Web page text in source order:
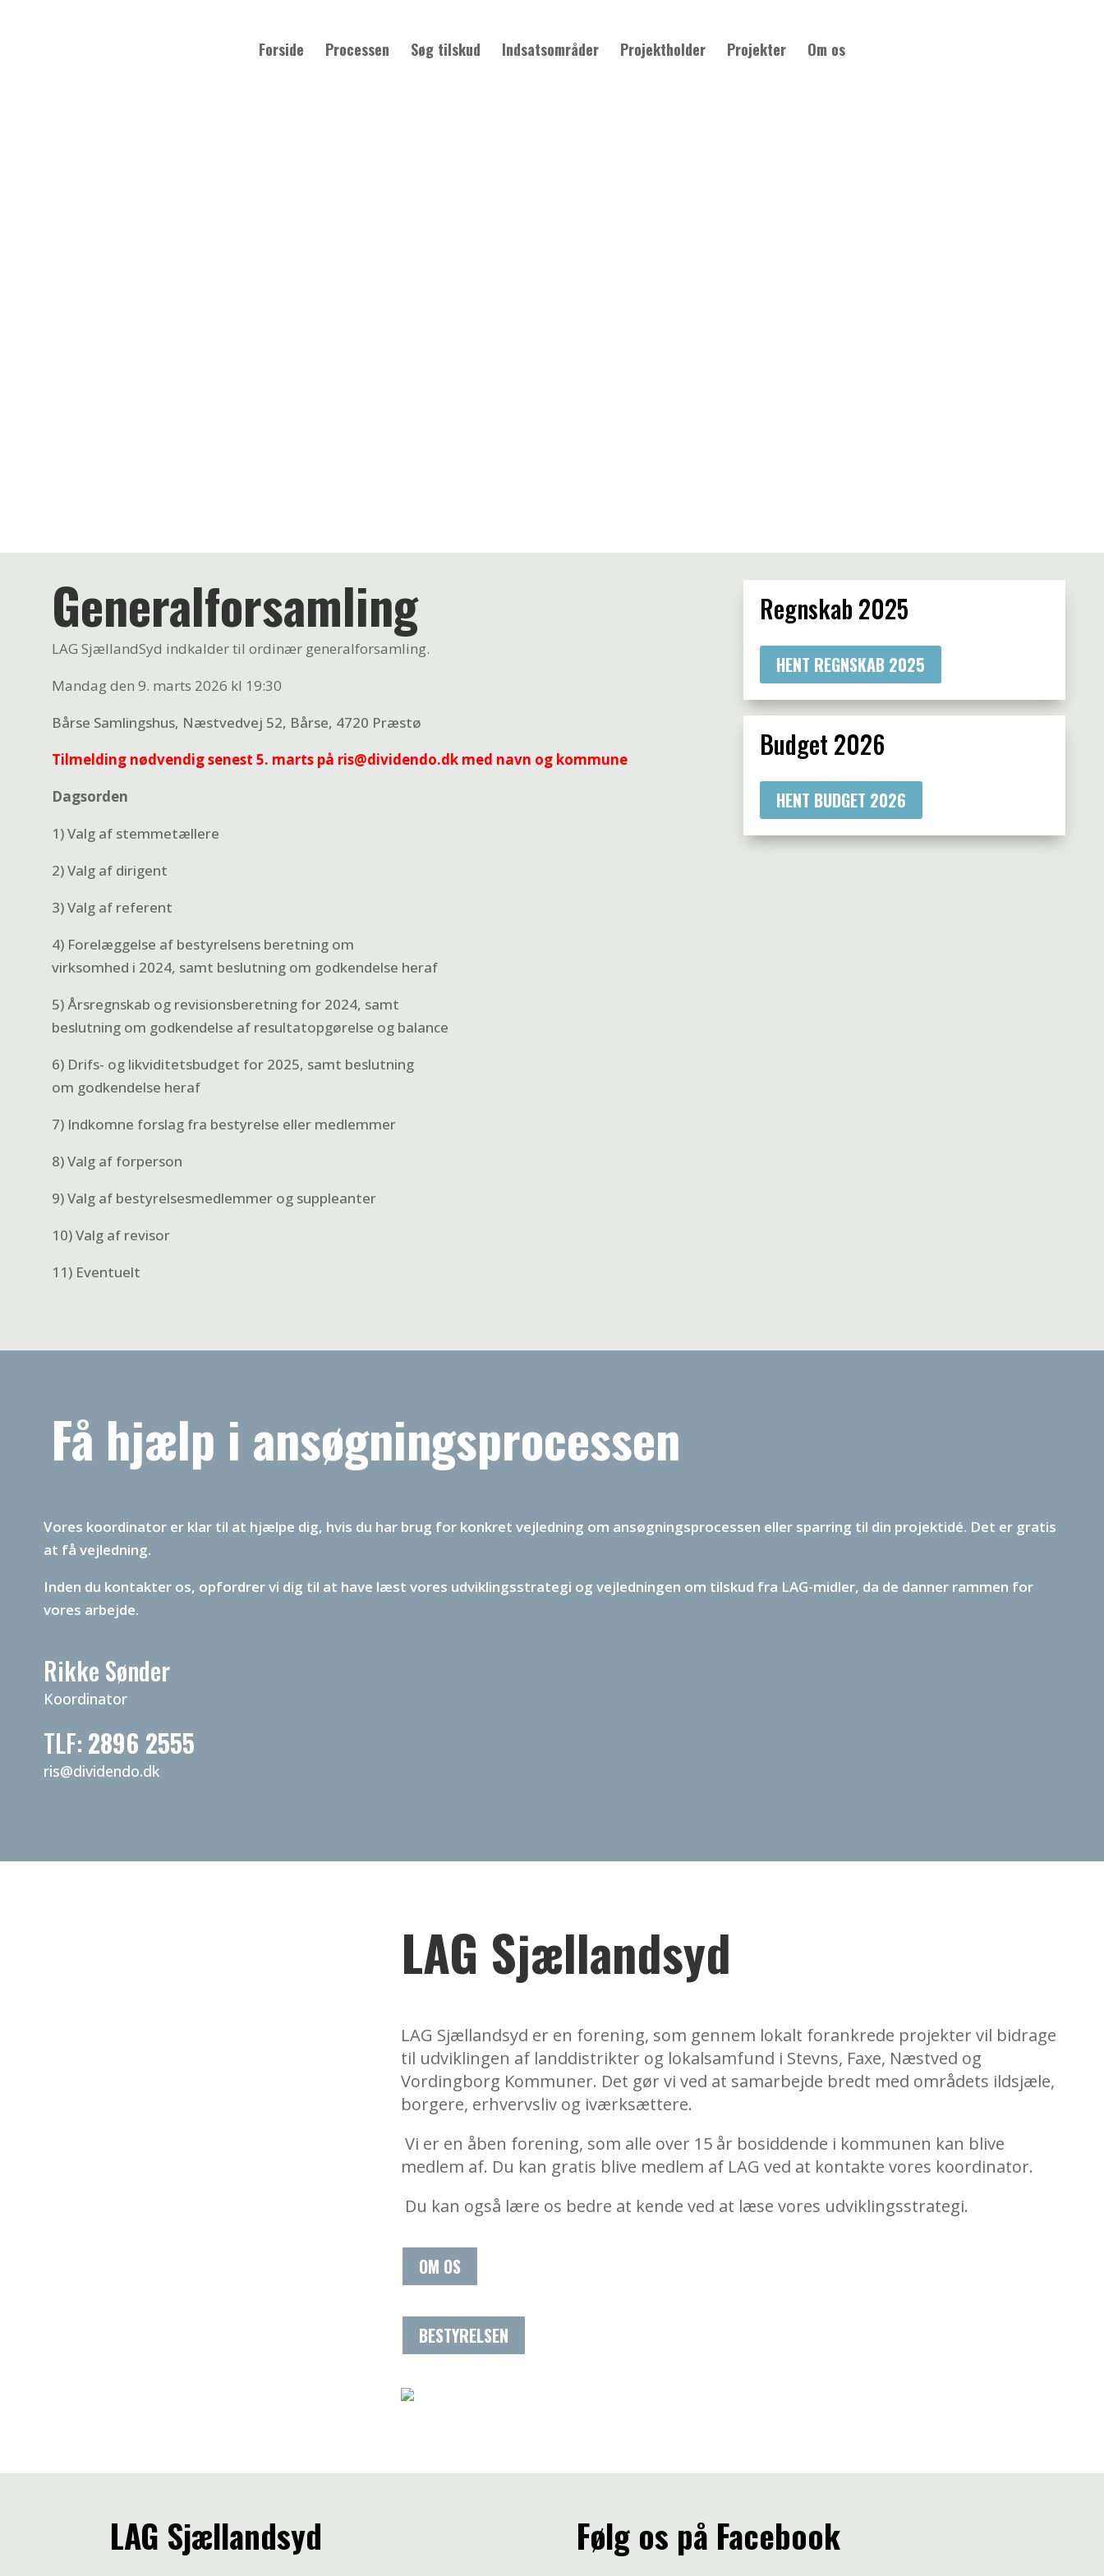
Forside Processen Søg tilskud Indsatsområder Projektholder Projekter Om os
Generalforsamling
LAG SjællandSyd indkalder til ordinær generalforsamling.
Mandag den 9. marts 2026 kl 19:30
Bårse Samlingshus, Næstvedvej 52, Bårse, 4720 Præstø
Tilmelding nødvendig senest 5. marts på ris@dividendo.dk med navn og kommune
Dagsorden
1) Valg af stemmetællere
2) Valg af dirigent
3) Valg af referent
4) Forelæggelse af bestyrelsens beretning om
virksomhed i 2024, samt beslutning om godkendelse heraf
5) Årsregnskab og revisionsberetning for 2024, samt
beslutning om godkendelse af resultatopgørelse og balance
6) Drifs- og likviditetsbudget for 2025, samt beslutning
om godkendelse heraf
7) Indkomne forslag fra bestyrelse eller medlemmer
8) Valg af forperson
9) Valg af bestyrelsesmedlemmer og suppleanter
10) Valg af revisor
11) Eventuelt
Regnskab 2025
HENT REGNSKAB 2025
Budget 2026
HENT BUDGET 2026
Få hjælp i ansøgningsprocessen
Vores koordinator er klar til at hjælpe dig, hvis du har brug for konkret vejledning om ansøgningsprocessen eller sparring til din projektidé. Det er gratis
at få vejledning.
Inden du kontakter os, opfordrer vi dig til at have læst vores udviklingsstrategi og vejledningen om tilskud fra LAG-midler, da de danner rammen for
vores arbejde.
Rikke Sønder
Koordinator
TLF: 2896 2555
ris@dividendo.dk
LAG Sjællandsyd
LAG Sjællandsyd er en forening, som gennem lokalt forankrede projekter vil bidrage
til udviklingen af landdistrikter og lokalsamfund i Stevns, Faxe, Næstved og
Vordingborg Kommuner. Det gør vi ved at samarbejde bredt med områdets ildsjæle,
borgere, erhvervsliv og iværksættere.
Vi er en åben forening, som alle over 15 år bosiddende i kommunen kan blive
medlem af. Du kan gratis blive medlem af LAG ved at kontakte vores koordinator.
Du kan også lære os bedre at kende ved at læse vores udviklingsstrategi.
OM OS
BESTYRELSEN
LAG Sjællandsyd Følg os på Facebook